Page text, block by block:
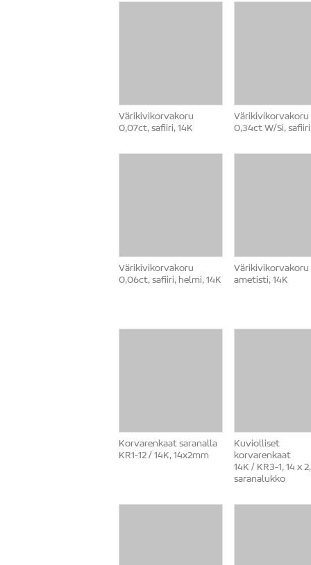
Värikivikorvakoru
0,07ct, safiiri, 14K
Värikivikorvakoru
0,34ct W/Si,
Värikivikorvakoru
0,06ct, safiiri, helmi, 14K
Värikivikorvakoru
ametisti, 14K
Korvarenkaat saranalla
KR1-12 / 14K, 14x2mm
Kuviolliset
korvarenkaat
14K / KR3-1, 14 x
saranalukko